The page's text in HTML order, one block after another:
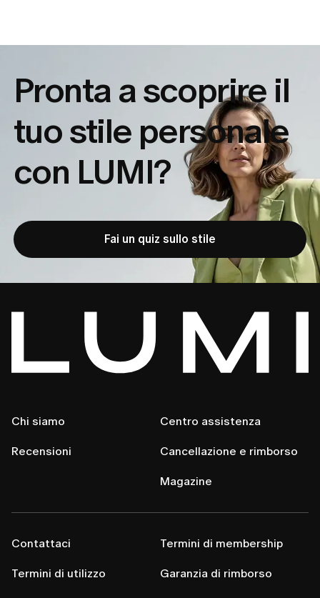
Pronta a scoprire il
tuostile personale
con LUMI?
Fai un quiz sullo stile
Chi siamo
Recensioni
Centro assistenza
Cancellazione e rimborso
Magazine
Contattaci
Termini di utilizzo
Termini di membership
Garanzia di rimborso